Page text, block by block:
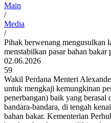
Main
/
Media
/
Pihak berwenang mengusulkan
menstabilkan pasar bahan bakar
02.06.2026
59
Wakil Perdana Menteri
untuk mengkaji kemungkinan
penerbangan) baik yang
bandara-bandara, di tengah
bahan bakar. Kementerian